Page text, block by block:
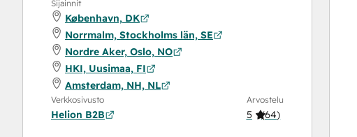
Sijainnit
København, DK
Norrmalm, Stockholms län, SE
Nordre Aker, Oslo, NO
HKI, Uusimaa, FI
Amsterdam, NH, NL
Verkkosivusto
Helion B2B
Arvostelu
5 (64)